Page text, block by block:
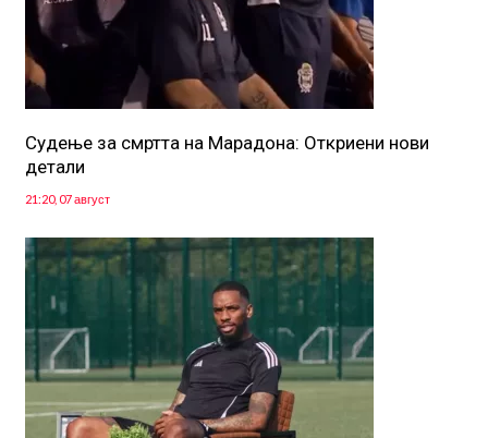
Судење за смртта на Марадона: Откриени нови
детали
21:20, 07 август